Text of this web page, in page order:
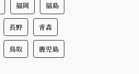
福岡 福島
長野 青森
鳥取 鹿児島